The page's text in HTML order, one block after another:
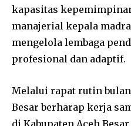
kapasitas
manajerial kepala
mengelola lembaga
profesional dan adaptif.
Melalui rapat rutin
Besar berharap kerja